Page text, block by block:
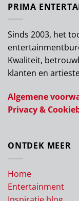
PRIMA
Sinds 2003, het
Kwaliteit,
klanten en
Algemene
Privacy &
ONTDEK MEER
Home
Entertainment